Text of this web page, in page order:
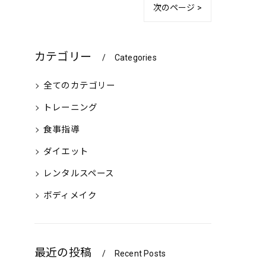
次のページ >
カテゴリー Categories
全てのカテゴリー
トレーニング
食事指導
ダイエット
レンタルスペース
ボディメイク
最近の投稿 Recent Posts